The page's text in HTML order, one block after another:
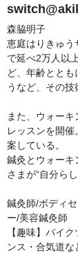
森脇明子
恵庭はりきゅう
で延べ2万人以
ど、年齢とと
うなど、その技
また、ウォー
レッスンを開
案している。
鍼灸とウォーキ
さまが“自分ら
鍼灸師/ボディ
ー/美容鍼灸師
【趣味】バイ
ンス・合気道な